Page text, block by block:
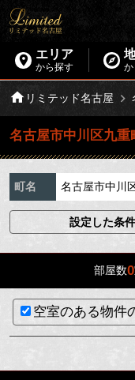
エリア
から探す
リミテッド名古屋
名古屋市中川区九重
町名 名古屋市中川
設定した条
部屋数0
空室のある物件